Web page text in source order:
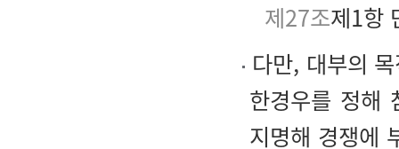
제27조제1항
다만, 대부의
한경우를 정해
지명해 경쟁에